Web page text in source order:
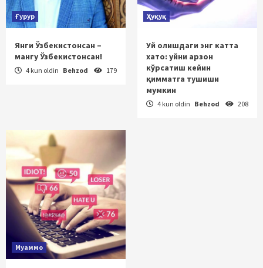
Ғурур
Янги Ўзбекистонсан –
мангу Ўзбекистонсан!
4 kun oldin Behzod 179
Ҳуқуқ
Уй олишдаги энг катта
хато: уйни арзон
кўрсатиш кейин
қимматга тушиши
мумкин
4 kun oldin Behzod 208
Муаммо